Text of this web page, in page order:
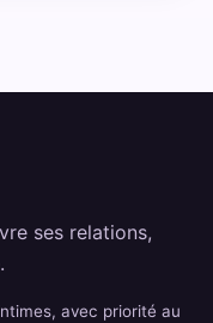
ses relations,
avec priorité au